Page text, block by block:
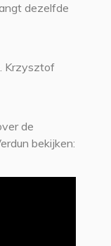
dezelfde
Krzysztof
de
bekijken: